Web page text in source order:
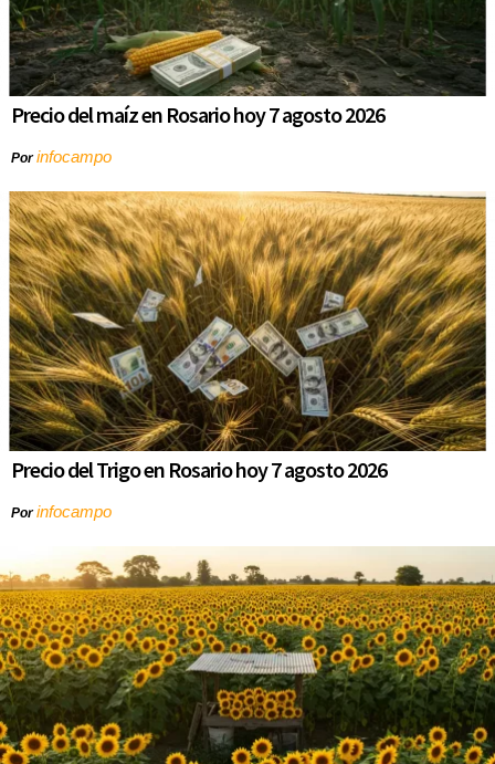
Precio del maíz en Rosario hoy 7 agosto 2026
Porinfocampo
Precio del Trigo en Rosario hoy 7 agosto 2026
Porinfocampo